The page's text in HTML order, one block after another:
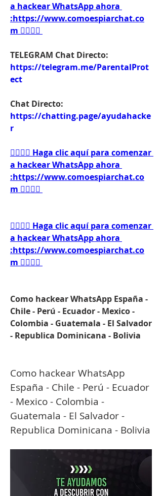
a hackear WhatsApp ahora
:https://www.comoespiarchat.co
m 👈🏻👈🏻
TELEGRAM Chat Directo:
https://telegram.me/ParentalProt
ect
Chat Directo:
https://chatting.page/ayudahacke
r
👉🏻👉🏻 Haga clic aquí para comenzar
a hackear WhatsApp ahora
:https://www.comoespiarchat.co
m 👈🏻👈🏻
👉🏻👉🏻 Haga clic aquí para comenzar
a hackear WhatsApp ahora
:https://www.comoespiarchat.co
m 👈🏻👈🏻
Como hackear WhatsApp España -
Chile - Perú - Ecuador - Mexico -
Colombia - Guatemala - El Salvador
- Republica Dominicana - Bolivia
Como hackear WhatsApp
España - Chile - Perú - Ecuador
- Mexico - Colombia -
Guatemala - El Salvador -
Republica Dominicana - Bolivia